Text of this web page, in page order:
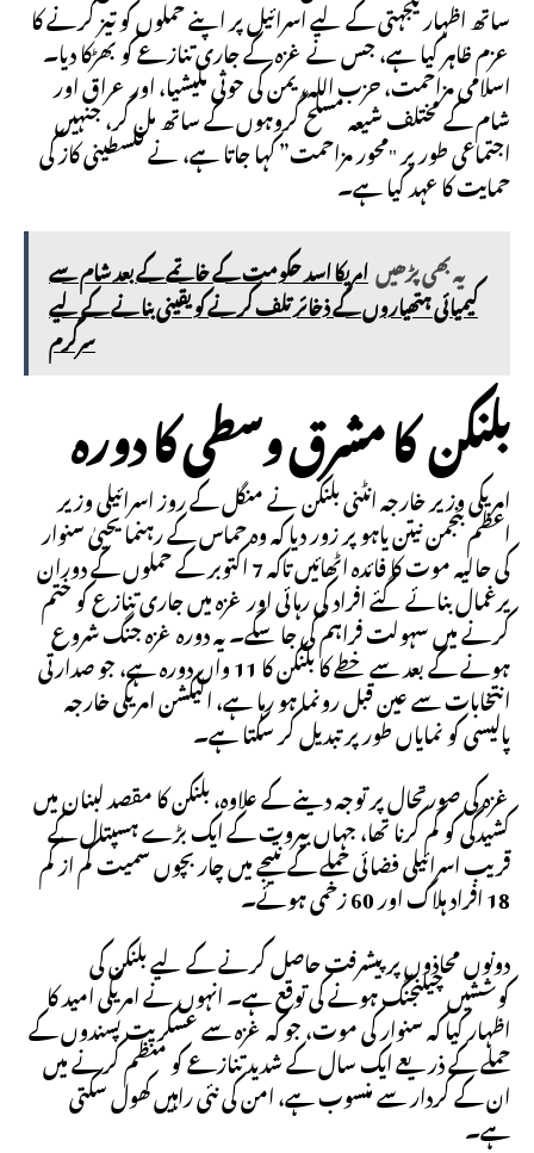
ساتھ اظہار یکجہتی کے لیے اسرائیل پر اپنے حملوں کو تیز کرنے کا
عزم ظاہر کیا ہے، جس نے غزہ کے جاری تنازعے کو بھڑکا دیا۔
اسلامی مزاحمت، حزب اللہ، یمن کی حوثی ملیشیا، اور عراق اور
شام کے مختلف شیعہ مسلح گروہوں کے ساتھ مل کر، جنہیں
اجتماعی طور پر "محور مزاحمت” کہا جاتا ہے، نے فلسطینی کاز کی
حمایت کا عہد کیا ہے۔
یہ بھی پڑھیںامریکا اسد حکومت کے خاتمے کے بعد شام سے
کیمیائی ہتھیاروں کے ذخائر تلف کرنے کو یقینی بنانے کے لیے
سرگرم
بلنکن کا مشرق وسطی کا دورہ
امریکی وزیر خارجہ انٹنی بلنکن نے منگل کے روز اسرائیلی وزیر
اعظم بنجمن نیتن یاہو پر زور دیا کہ وہ حماس کے رہنما یحییٰ سنوار
کی حالیہ موت کا فائدہ اٹھائیں تاکہ 7 اکتوبر کے حملوں کے دوران
یرغمال بنائے گئے افراد کی رہائی اور غزہ میں جاری تنازع کو ختم
کرنے میں سہولت فراہم کی جا سکے۔ یہ دورہ غزہ جنگ شروع
ہونے کے بعد سے خطے کا بلنکن کا 11 واں دورہ ہے، جو صدارتی
انتخابات سے عین قبل رونما ہو رہا ہے، الیکشن امریکی خارجہ
پالیسی کو نمایاں طور پر تبدیل کر سکتا ہے۔
غزہ کی صورتحال پر توجہ دینے کے علاوہ، بلنکن کا مقصد لبنان میں
کشیدگی کو کم کرنا تھا، جہاں بیروت کے ایک بڑے ہسپتال کے
قریب اسرائیلی فضائی حملے کے نتیجے میں چار بچوں سمیت کم از کم
18 افراد ہلاک اور 60 زخمی ہوئے۔
دونوں محاذوں پر پیشرفت حاصل کرنے کے لیے بلنکن کی
کوششیں چیلنجنگ ہونے کی توقع ہے۔ انہوں نے امریکی امید کا
اظہار کیا کہ سنوار کی موت، جو کہ غزہ سے عسکریت پسندوں کے
حملے کے ذریعے ایک سال کے شدید تنازعے کو منظم کرنے میں
ان کے کردار سے منسوب ہے، امن کی نئی راہیں کھول سکتی
ہے۔